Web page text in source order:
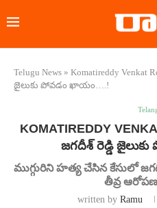
Telugu News » Komatireddy
జైలుకు పోవడం ఖాయం….!
KOMATIREDDY
జగదీశ్ రెడ్డి
ముగ్గురిని హత్య చేసిన కేసులో
తీవ్ర
written by Ramu